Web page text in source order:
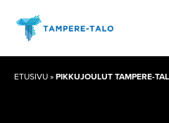
sisältöön
ETUSIVU»PIKKUJOULUT TAMPERE-